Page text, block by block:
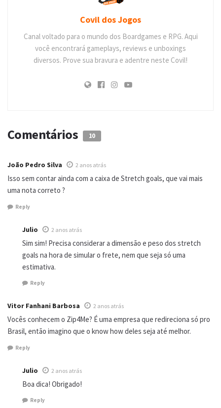
Covil dos Jogos
Canal voltado para o mundo dos Boardgames e RPG. Aqui
você encontrará gameplays, reviews e unboxings
diversos. Prove sua bravura e adentre neste Covil!
Comentários 10
João Pedro Silva 2 anos atrás
Isso sem contar ainda com a caixa de Stretch goals, que vai mais
uma nota correto ?
Reply
Julio 2 anos atrás
Sim sim! Precisa considerar a dimensão e peso dos stretch
goals na hora de simular o frete, nem que seja só uma
estimativa.
Reply
Vitor Fanhani Barbosa 2 anos atrás
Vocês conhecem o Zip4Me? É uma empresa que redireciona só pro
Brasil, então imagino que o know how deles seja até melhor.
Reply
Julio 2 anos atrás
Boa dica! Obrigado!
Reply